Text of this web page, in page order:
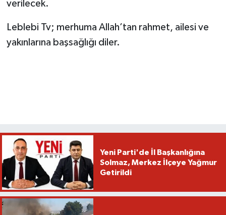
verilecek.
Leblebi Tv; merhuma Allah’tan rahmet, ailesi ve
yakınlarına başsağlığı diler.
Yeni Parti'de İl Başkanlığına
Solmaz, Merkez İlçeye Yağmur
Getirildi